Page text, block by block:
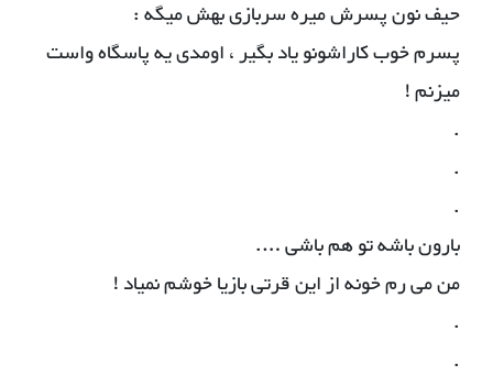
حیف نون پسرش میره سربازی بهش میگه :
پسرم خوب کاراشونو یاد بگیر ، اومدی یه پاسگاه واست
میزنم !
.
.
.
بارون باشه تو هم باشی ….
من می رم خونه از این قرتی بازیا خوشم نمیاد !
.
.